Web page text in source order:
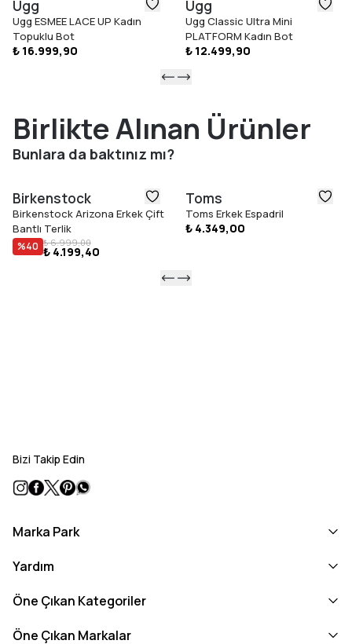
özellikleriyle GoldenGlow Sandal, yaz stilini konfor ve güçlü bir
görünümle tamamlayan dikkat çekici bir sandalet seçeneği
sunar.
Ugg
Ugg ESMEE LACE UP Kadın
Topuklu Bot
₺ 16.999,90
Ugg
Ugg Classic Ultra Mini
PLATFORM Kadın Bot
₺ 12.499,90
Birlikte Alınan Ürünler
Bunlara da baktınız mı?
Birkenstock
Birkenstock Arizona Erkek Çift
Bantlı Terlik
%40 ₺ 6.999,00
₺ 4.199,40
Toms
Toms Erkek Espadril
₺ 4.349,00
Bizi Takip Edin
Marka Park
Yardım
Öne Çıkan Kategoriler
Öne Çıkan Markalar